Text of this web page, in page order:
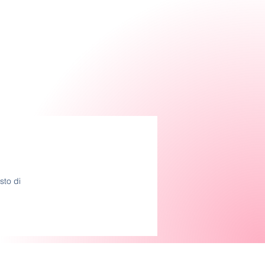
di